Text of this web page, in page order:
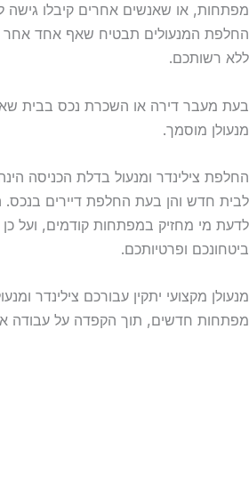
מפתחות, או שאנשים אחרים קיבלו
החלפת המנעולים תבטיח שאף אחד אחר
ללא רשותכם.
בעת מעבר דירה או השכרת נכס בבית
מנעולן מוסמך.
החלפת צילינדר ומנעול בדלת הכניסה
לבית חדש והן בעת החלפת דיירים בנכס.
לדעת מי מחזיק במפתחות קודמים, ועל
ביטחונכם ופרטיותכם.
מנעולן מקצועי יתקין עבורכם צילינדר
מפתחות חדשים, תוך הקפדה על עבודה